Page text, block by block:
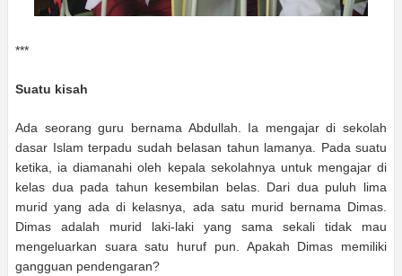
***
Suatu kisah
Ada seorang guru bernama Abdullah. Ia mengajar di sekolah
dasar Islam terpadu sudah belasan tahun lamanya. Pada suatu
ketika, ia diamanahi oleh kepala sekolahnya untuk mengajar di
kelas dua pada tahun kesembilan belas. Dari dua puluh lima
murid yang ada di kelasnya, ada satu murid bernama Dimas.
Dimas adalah murid laki-laki yang sama sekali tidak mau
mengeluarkan suara satu huruf pun. Apakah Dimas memiliki
gangguan pendengaran?